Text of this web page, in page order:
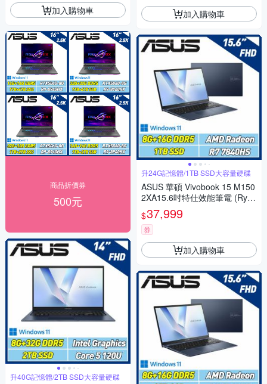
加入購物車
商品折價券
500元
升40G記憶體/2TB SSD大容量硬碟
加入購物車
升24G記憶體/1TB SSD大容量硬碟
ASUS 華碩 Vivobook 15 M150
2XA15.6吋特仕效能筆電 (Ryze
n7 7840HS/8G+16G/1TB SS
D/午夜藍)
$37,999
券
加入購物車